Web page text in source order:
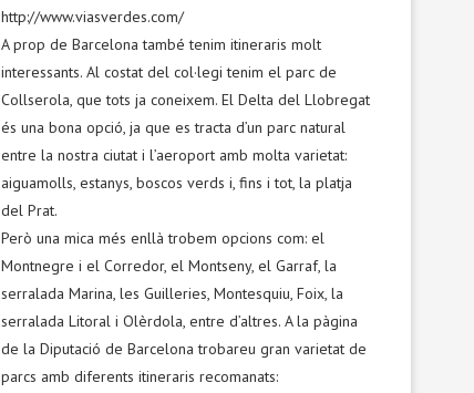
http://www.viasverdes.com/
A prop de Barcelona també tenim itineraris molt
interessants. Al costat del col·legi tenim el parc de
Collserola, que tots ja coneixem. El Delta del Llobregat
és una bona opció, ja que es tracta d’un parc natural
entre la nostra ciutat i l’aeroport amb molta varietat:
aiguamolls, estanys, boscos verds i, fins i tot, la platja
del Prat.
Però una mica més enllà trobem opcions com: el
Montnegre i el Corredor, el Montseny, el Garraf, la
serralada Marina, les Guilleries, Montesquiu, Foix, la
serralada Litoral i Olèrdola, entre d’altres. A la pàgina
de la Diputació de Barcelona trobareu gran varietat de
parcs amb diferents itineraris recomanats: